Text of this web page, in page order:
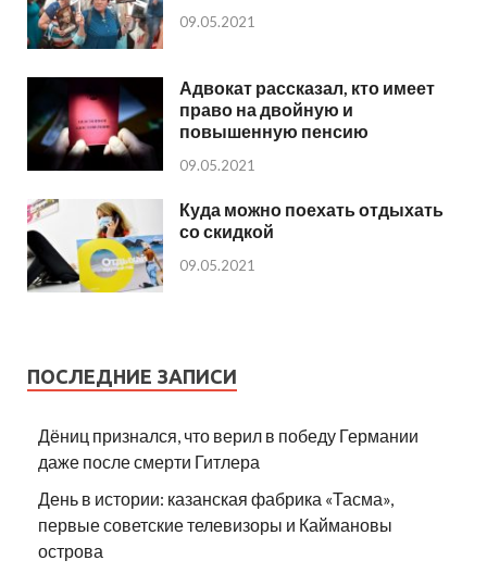
09.05.2021
Адвокат рассказал, кто имеет
право на двойную и
повышенную пенсию
09.05.2021
Куда можно поехать отдыхать
со скидкой
09.05.2021
ПОСЛЕДНИЕ ЗАПИСИ
Дёниц признался, что верил в победу Германии
даже после смерти Гитлера
День в истории: казанская фабрика «Тасма»,
первые советские телевизоры и Каймановы
острова